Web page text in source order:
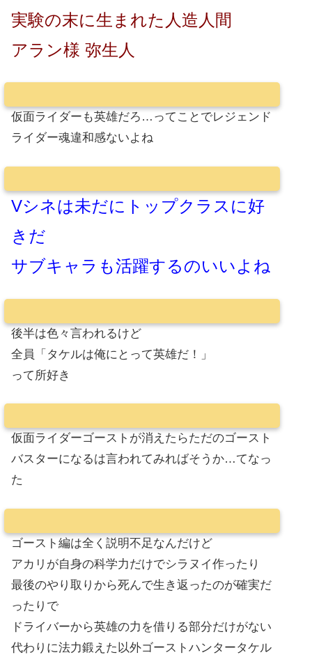
実験の末に生まれた人造人間
アラン様 弥生人
仮面ライダーも英雄だろ…ってことでレジェンド
ライダー魂違和感ないよね
Vシネは未だにトップクラスに好
きだ
サブキャラも活躍するのいいよね
後半は色々言われるけど
全員「タケルは俺にとって英雄だ！」
って所好き
仮面ライダーゴーストが消えたらただのゴースト
バスターになるは言われてみればそうか…てなっ
た
ゴースト編は全く説明不足なんだけど
アカリが自身の科学力だけでシラヌイ作ったり
最後のやり取りから死んで生き返ったのが確実だ
ったりで
ドライバーから英雄の力を借りる部分だけがない
代わりに法力鍛えた以外ゴーストハンタータケル